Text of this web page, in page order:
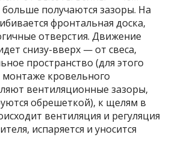
получаются зазоры. На
фронтальная доска,
отверстия. Движение
снизу-вверх — от свеса,
пространство (для этого
монтаже кровельного
вентиляционные зазоры,
обрешеткой), к щелям в
вентиляция и регуляция
испаряется и уносится